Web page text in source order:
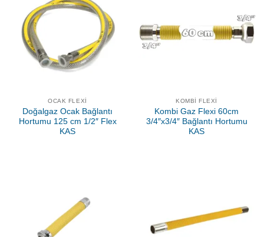
OCAK FLEXI
Doğalgaz Ocak Bağlantı
Hortumu 125 cm 1/2″ Flex
KAS
KOMBI FLEXI
Kombi Gaz Flexi 60cm
3/4″x3/4″ Bağlantı Hortumu
KAS